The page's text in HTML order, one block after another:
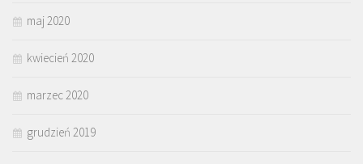
maj 2020
kwiecień 2020
marzec 2020
grudzień 2019